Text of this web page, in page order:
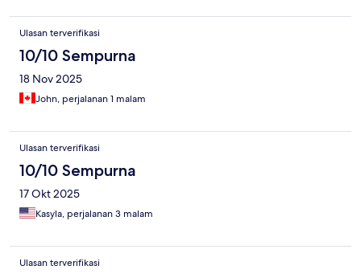
Ulasan terverifikasi
10/10 Sempurna
18 Nov 2025
John, perjalanan 1 malam
Ulasan terverifikasi
10/10 Sempurna
17 Okt 2025
Kasyla, perjalanan 3 malam
Ulasan terverifikasi